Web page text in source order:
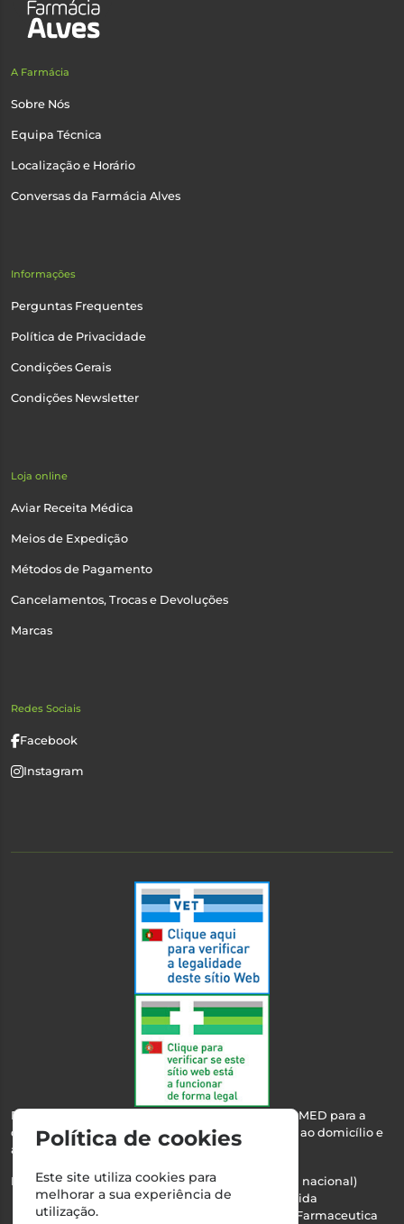
A Farmácia
Sobre Nós
Equipa Técnica
Localização e Horário
Conversas da Farmácia Alves
Informações
Perguntas Frequentes
Política de Privacidade
Condições Gerais
Condições Newsletter
Loja online
Aviar Receita Médica
Meios de Expedição
Métodos de Pagamento
Cancelamentos, Trocas e Devoluções
Marcas
Redes Sociais
Facebook
Instagram
Esta farmácia encontra-se autorizada pelo INFARMED para a
dispensa de medicamentos e produtos de saúde ao domicílio e
através da internet.
Nº Infarmed: 21 798 7100 (chamada para rede fixa nacional)
Direção Técnica:Maria Teresa Almeida
NIPC:510103669 | Teresa Almeida - Sociedade Farmaceutica
Política de cookies
Este site utiliza cookies para
melhorar a sua experiência de
utilização.